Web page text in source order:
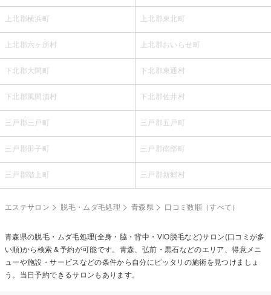
上北郡横浜町 上北郡東北町
上北郡六ヶ所村 上北郡おいらせ町
下北郡大間町 下北郡東通村
下北郡風間浦村 下北郡佐井村
三戸郡三戸町 三戸郡五戸町
三戸郡田子町 三戸郡南部町
三戸郡階上町 三戸郡新郷村
エステサロン 脱毛・ムダ毛処理 青森県 口コミ数順（すべて）
青森県の脱毛・ムダ毛処理(全身・脇・背中・VIO脱毛など)サロン(口コミが多
い順)から検索＆予約が可能です。青森、弘前・黒石などのエリア、得意メニ
ューや施設・サービスなどの条件から自分にピッタリの施術を見つけましょ
う。当日予約できるサロンもあります。